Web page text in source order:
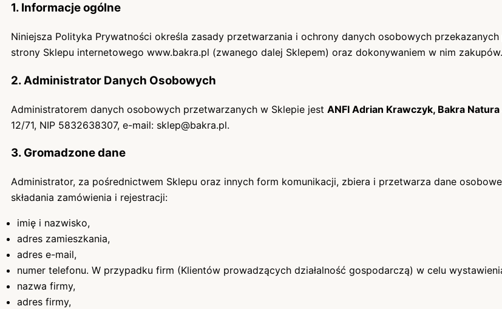
1. Informacje ogólne
Niniejsza Polityka Prywatności określa zasady przetwarzania i ochrony danych osobowych
strony Sklepu internetowego www.bakra.pl (zwanego dalej Sklepem) oraz dokonywaniem w nim zakupów.
2. Administrator Danych Osobowych
Administratorem danych osobowych przetwarzanych w Sklepie jest ANFI Adrian Krawczyk, Bakra
12/71, NIP 5832638307, e-mail: sklep@bakra.pl.
3. Gromadzone dane
Administrator, za pośrednictwem Sklepu oraz innych form komunikacji, zbiera i przetwarza dane
składania zamówienia i rejestracji:
imię i nazwisko,
adres zamieszkania,
adres e-mail,
numer telefonu. W przypadku firm (Klientów prowadzących działalność gospodarczą) w celu
nazwa firmy,
adres firmy,